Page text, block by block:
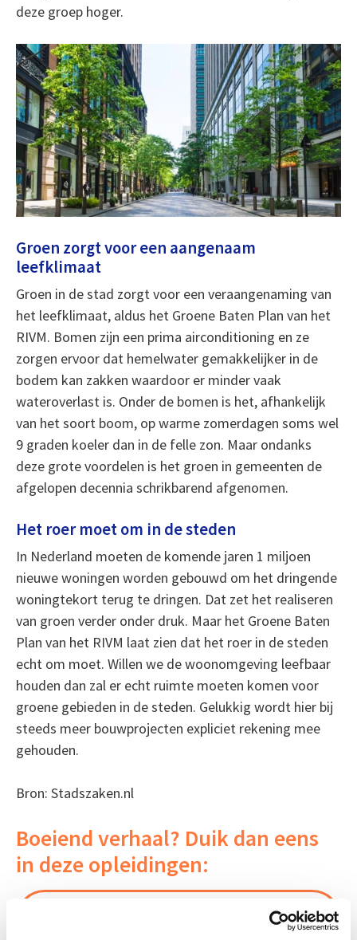
deze groep hoger.
Groen zorgt voor een aangenaam
leefklimaat
Groen in de stad zorgt voor een veraangenaming van
het leefklimaat, aldus het Groene Baten Plan van het
RIVM. Bomen zijn een prima airconditioning en ze
zorgen ervoor dat hemelwater gemakkelijker in de
bodem kan zakken waardoor er minder vaak
wateroverlast is. Onder de bomen is het, afhankelijk
van het soort boom, op warme zomerdagen soms wel
9 graden koeler dan in de felle zon. Maar ondanks
deze grote voordelen is het groen in gemeenten de
afgelopen decennia schrikbarend afgenomen.
Het roer moet om in de steden
In Nederland moeten de komende jaren 1 miljoen
nieuwe woningen worden gebouwd om het dringende
woningtekort terug te dringen. Dat zet het realiseren
van groen verder onder druk. Maar het Groene Baten
Plan van het RIVM laat zien dat het roer in de steden
echt om moet. Willen we de woonomgeving leefbaar
houden dan zal er echt ruimte moeten komen voor
groene gebieden in de steden. Gelukkig wordt hier bij
steeds meer bouwprojecten expliciet rekening mee
gehouden.
Bron: Stadszaken.nl
Boeiend verhaal? Duik dan eens
in deze opleidingen:
Start do 14